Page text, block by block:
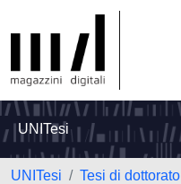
UNITesi
UNITesi
Tesi di dottorato